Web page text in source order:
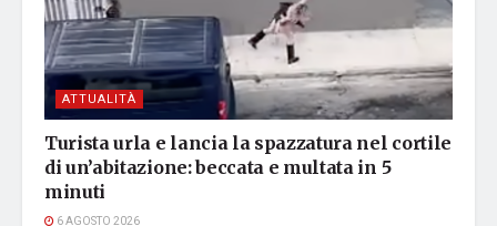
ATTUALITÀ
Turista urla e lancia la spazzatura nel cortile
di un’abitazione: beccata e multata in 5
minuti
6 AGOSTO 2026